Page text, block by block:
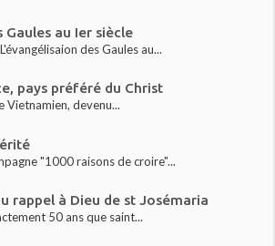
Gaules au Ier siècle
des Gaules au...
pays préféré du Christ
Vietnamien, devenu...
"1000 raisons de croire"...
rappel à Dieu de st Josémaria
50 ans que saint...